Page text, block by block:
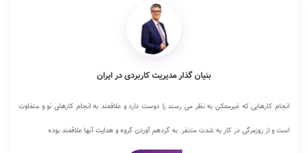
بنیان گذار مدیریت کاربردی در ایران
انجام کارهایی که غیرممکن به نظر می رسند را دوست دارد و علاقمند به انجام کارهای نو و متفاوت
است و از روزمرگی در کار به شدت متنفر. به گردهم آوردن گروه و هدایت آنها علاقمند بوده